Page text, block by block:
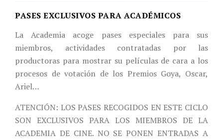
PASES EXCLUSIVOS PARA ACADÉMICOS
La Academia acoge pases especiales para sus
miembros, actividades contratadas por las
productoras para mostrar su películas de cara a los
procesos de votación de los Premios Goya, Oscar,
Ariel…
ATENCIÓN: LOS PASES RECOGIDOS EN ESTE CICLO
SON EXCLUSIVOS PARA LOS MIEMBROS DE LA
ACADEMIA DE CINE. NO SE PONEN ENTRADAS A